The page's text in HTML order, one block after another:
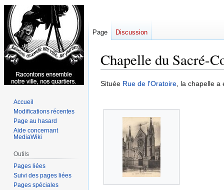
Chapelle du Sacré-
Aller
navigation
Aller
recherche
Située Rue de l'Oratoire, la chapelle a
Page Discussion
Accueil
Modifications récentes
Page au hasard
Aide concernant
MediaWiki
Outils
Pages liées
Suivi des pages liées
Pages spéciales